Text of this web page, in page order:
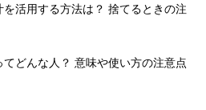
を活用する方法は？ 捨てるときの注
てどんな人？ 意味や使い方の注意点